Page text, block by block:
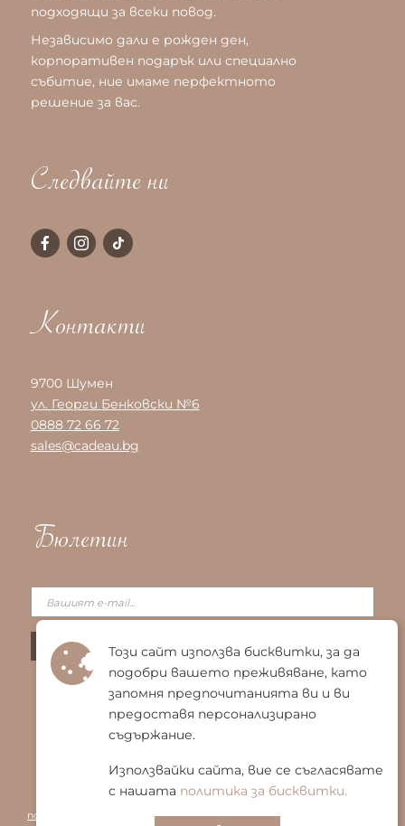
подходящи за всеки повод.
Независимо дали е рожден ден,
корпоративен подарък или специално
събитие, ние имаме перфектното
решение за вас.
Следвайте ни
Контакти
9700 Шумен
ул. Георги Бенковски №6
0888 72 66 72
sales@cadeau.bg
Бюлетин
Общи условия
поверителност
Политика за бисквитки |
Този сайт използва бисквитки, за да
подобри вашето преживяване, като
запомня предпочитанията ви и ви
предоставя персонализирано
съдържание.
Използвайки сайта, вие се съгласявате
с нашата политика за бисквитки.